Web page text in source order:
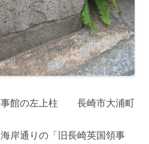
事館の左上柱 長崎市大浦町
岸通りの「旧長崎英国領事